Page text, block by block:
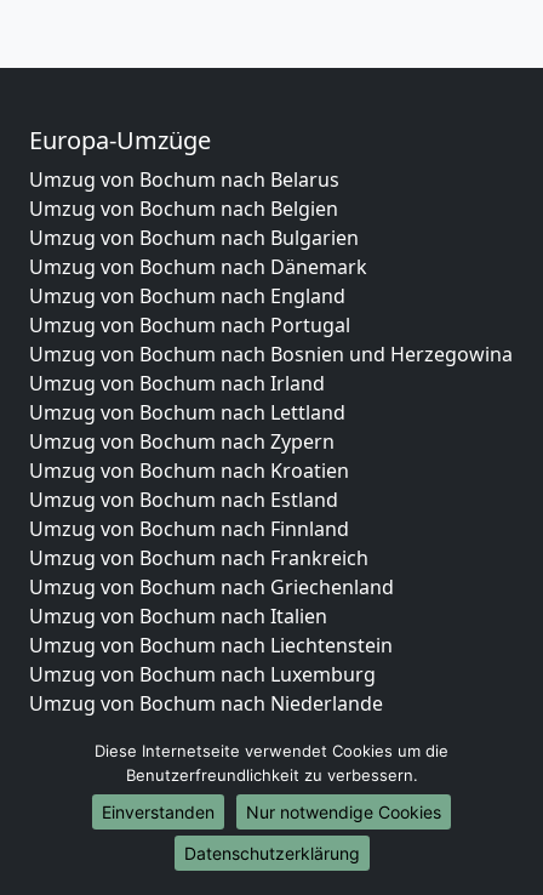
Europa-Umzüge
Umzug von Bochum nach Belarus
Umzug von Bochum nach Belgien
Umzug von Bochum nach Bulgarien
Umzug von Bochum nach Dänemark
Umzug von Bochum nach England
Umzug von Bochum nach Portugal
Umzug von Bochum nach Bosnien und Herzegowina
Umzug von Bochum nach Irland
Umzug von Bochum nach Lettland
Umzug von Bochum nach Zypern
Umzug von Bochum nach Kroatien
Umzug von Bochum nach Estland
Umzug von Bochum nach Finnland
Umzug von Bochum nach Frankreich
Umzug von Bochum nach Griechenland
Umzug von Bochum nach Italien
Umzug von Bochum nach Liechtenstein
Umzug von Bochum nach Luxemburg
Umzug von Bochum nach Niederlande
Umzüge-Deutschlandweit
Umzug von Bochum nach Berlin
Umzug von Bochum nach Hamburg
Umzug von Bochum nach München
Diese Internetseite verwendet Cookies um die
Benutzerfreundlichkeit zu verbessern.
Einverstanden
Nur notwendige Cookies
Datenschutzerklärung